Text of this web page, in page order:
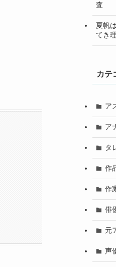
査
夏帆
てき
カテ
ア
ア
タ
作
作
俳
元
声